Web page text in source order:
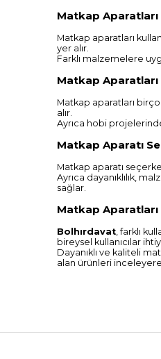
Matkap
Matkap aparatları
yer alır.
Farklı malzemelere
Matkap Aparatları
Matkap aparatları
alır.
Ayrıca hobi
Matkap Aparatı
Matkap aparatı
Ayrıca dayanıklılık,
sağlar.
Matkap Aparatları
Bolhırdavat, farklı
bireysel kullanıcılar
Dayanıklı ve kaliteli
alan ürünleri